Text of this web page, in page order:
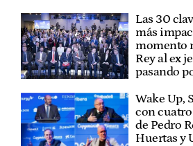
Las 30
más
momento
Rey al ex
pasando
Wake Up,
con
de Pedro
Huertas y